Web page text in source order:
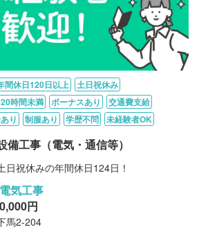
間休日120日以上
土日祝休み
時間未満 ボーナスあり
交通費支給
り 制服あり 学歴不問 未経験者OK
備工事（電気・通信等）
祝休みの年間休日124日！
気工事
円
馬2-204